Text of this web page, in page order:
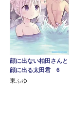
顔に出ない柏田さんと
顔に出る太田君 6
東ふゆ